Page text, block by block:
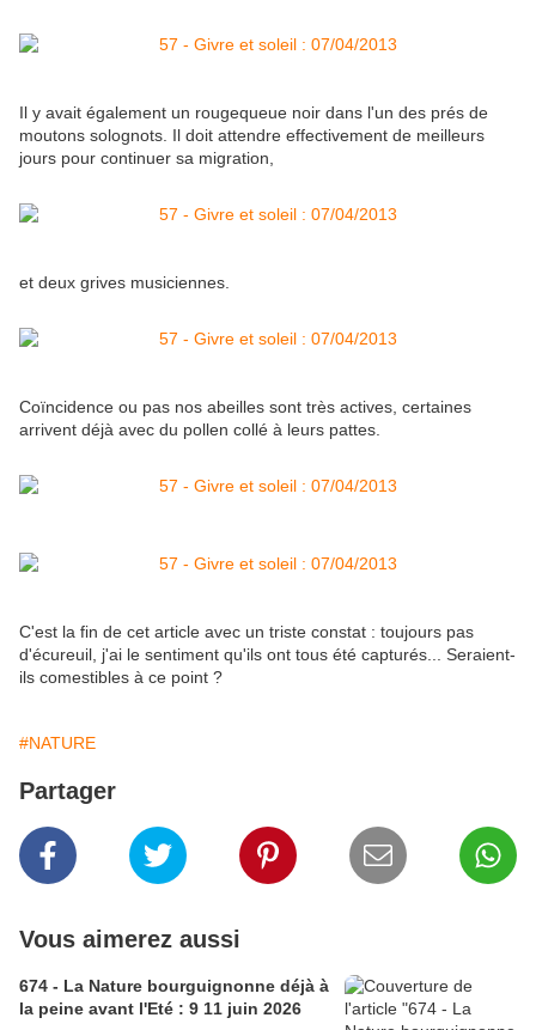
Il y avait également un rougequeue noir dans l'un des prés de
moutons solognots. Il doit attendre effectivement de meilleurs
jours pour continuer sa migration,
et deux grives musiciennes.
Coïncidence ou pas nos abeilles sont très actives, certaines
arrivent déjà avec du pollen collé à leurs pattes.
C'est la fin de cet article avec un triste constat : toujours pas
d'écureuil, j'ai le sentiment qu'ils ont tous été capturés... Seraient-
ils comestibles à ce point ?
#NATURE
Partager
Vous aimerez aussi
674 - La Nature bourguignonne déjà à
la peine avant l'Eté : 9 11 juin 2026